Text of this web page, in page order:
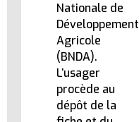
Nationale de
Développement
Agricole
(BNDA).
L’usager
procède au
dépôt de la